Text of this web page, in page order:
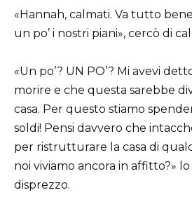
«Hannah, calmati. Va tutto
un po’ i nostri piani», cercò di
«Un po’? UN PO’? Mi avevi
morire e che questa sarebbe
casa. Per questo stiamo
soldi! Pensi davvero che
per ristrutturare la casa di
noi viviamo ancora in affitto?»
disprezzo.